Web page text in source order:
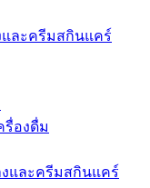
ละครีมสกินแคร์
องดื่ม
และครีมสกินแคร์